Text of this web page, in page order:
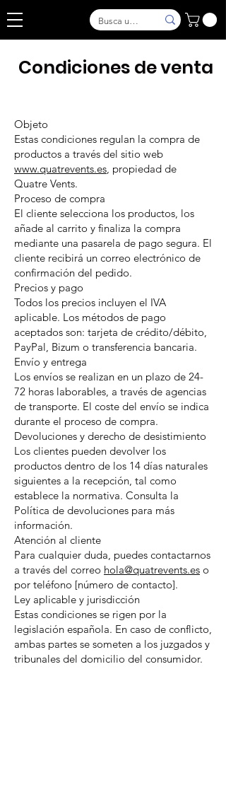
Condiciones de venta
Objeto
Estas condiciones regulan la compra de
productos a través del sitio web
www.quatrevents.es, propiedad de
Quatre Vents.
Proceso de compra
El cliente selecciona los productos, los
añade al carrito y finaliza la compra
mediante una pasarela de pago segura. El
cliente recibirá un correo electrónico de
confirmación del pedido.
Precios y pago
Todos los precios incluyen el IVA
aplicable. Los métodos de pago
aceptados son: tarjeta de crédito/débito,
PayPal, Bizum o transferencia bancaria.
Envío y entrega
Los envíos se realizan en un plazo de 24-
72 horas laborables, a través de agencias
de transporte. El coste del envío se indica
durante el proceso de compra.
Devoluciones y derecho de desistimiento
Los clientes pueden devolver los
productos dentro de los 14 días naturales
siguientes a la recepción, tal como
establece la normativa. Consulta la
Política de devoluciones para más
información.
Atención al cliente
Para cualquier duda, puedes contactarnos
a través del correo hola@quatrevents.es o
por teléfono [número de contacto].
Ley aplicable y jurisdicción
Estas condiciones se rigen por la
legislación española. En caso de conflicto,
ambas partes se someten a los juzgados y
tribunales del domicilio del consumidor.